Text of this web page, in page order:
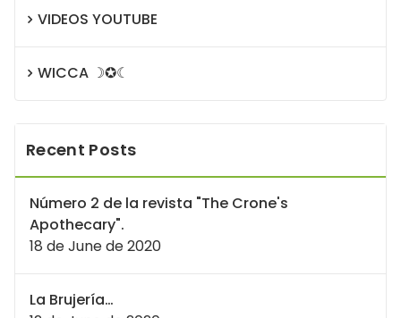
VIDEOS YOUTUBE
WICCA ☽✪☾
Recent Posts
Número 2 de la revista "The Crone's
Apothecary".
18 de June de 2020
La Brujería…